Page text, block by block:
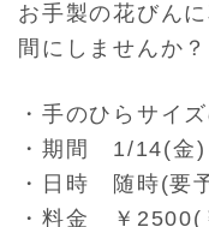
お手製の花びん
間にしませんか？
・手のひらサ
・期間 1/14(金)
・日時 随時(要
・料金 ￥2500(